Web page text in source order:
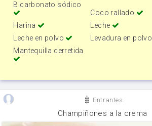
Bicarbonato sódico
Coco rallado
Harina
Leche
Leche en polvo
Levadura en polvo
Mantequilla derretida
Entrantes
Champiñones a la crema